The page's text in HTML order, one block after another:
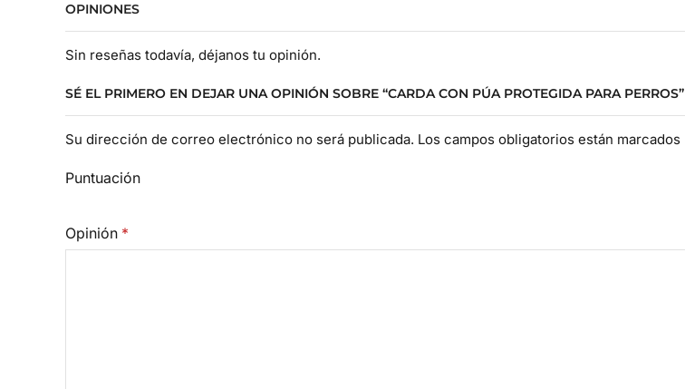
OPINIONES
Sin reseñas todavía, déjanos tu opinión.
SÉ EL PRIMERO EN DEJAR UNA OPINIÓN SOBRE “CARDA CON PÚA PROTEGIDA PARA PERROS”
Su dirección de correo electrónico no será publicada. Los campos obligatorios están marcados
Puntuación
Opinión *